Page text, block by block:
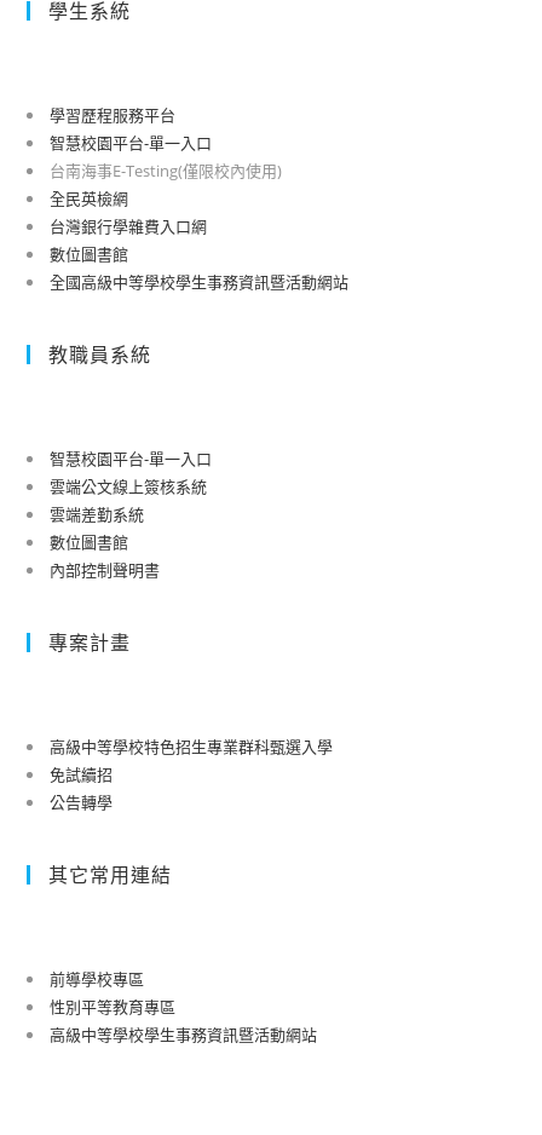
學生系統
學習歷程服務平台
智慧校園平台-單一入口
台南海事E-Testing(僅限校內使用)
全民英檢網
台灣銀行學雜費入口網
數位圖書館
全國高級中等學校學生事務資訊暨活動網站
教職員系統
智慧校園平台-單一入口
雲端公文線上簽核系統
雲端差勤系統
數位圖書館
內部控制聲明書
專案計畫
高級中等學校特色招生專業群科甄選入學
免試續招
公告轉學
其它常用連結
前導學校專區
性別平等教育專區
高級中等學校學生事務資訊暨活動網站